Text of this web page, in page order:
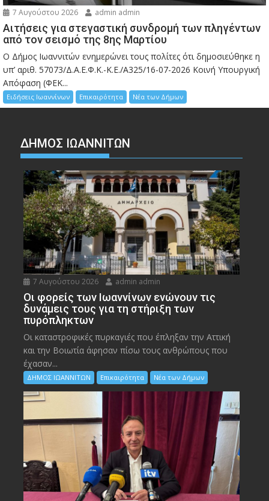
7 Αυγούστου 2026 admin admin
Αιτήσεις για στεγαστική συνδρομή των πληγέντων
από τον σεισμό της 8ης Μαρτίου
Ο Δήμος Ιωαννιτών ενημερώνει τους πολίτες ότι δημοσιεύθηκε η
υπ’ αριθ. 57073/Δ.Α.Ε.Φ.Κ.-Κ.Ε./Α325/16-07-2026 Κοινή Υπουργική
Απόφαση (ΦΕΚ...
Ειδήσεις Ιωαννίνων Επικαιρότητα Νέα των Δήμων
ΔΗΜΟΣ ΙΩΑΝΝΙΤΩΝ
7 Αυγούστου 2026 admin admin
Οι φορείς των Ιωαννίνων ενώνουν τις
δυνάμεις τους για τη στήριξη των
πυρόπληκτων
Οι καταστροφικές πυρκαγιές που έπληξαν την Αττική
και την Bοιωτία άφησαν πίσω τους ανθρώπους που
έχασαν...
ΔΗΜΟΣ ΙΩΑΝΝΙΤΩΝ Επικαιρότητα Νέα των Δήμων